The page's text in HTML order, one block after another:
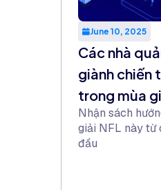
June 10, 2025
Các nhà
giành chiến
trong mùa
Nhận sách
giải NFL này từ
đầu